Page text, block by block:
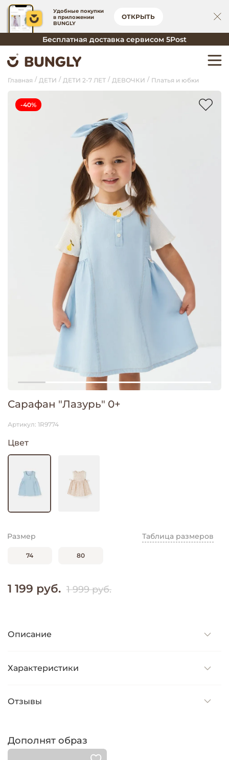
Удобные покупки
в приложении
BUNGLY
ОТКРЫТЬ
Бесплатная доставка сервисом 5Post
Главная ДЕТИ ДЕТИ 2-7 ЛЕТ ДЕВОЧКИ Платья и юбки
-40%
Сарафан "Лазурь" 0+
Артикул: 1R9774
Цвет
Таблица размеров
Размер
74 80
1 199 руб. 1 999 руб.
Описание
Характеристики
Отзывы
Дополнят образ